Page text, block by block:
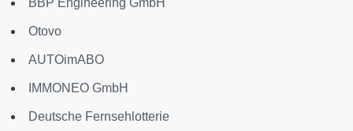
BBP Engineering GmbH
Otovo
AUTOimABO
IMMONEO GmbH
Deutsche Fernsehlotterie